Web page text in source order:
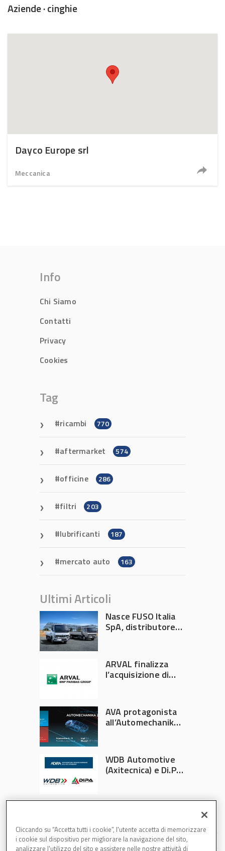
Aziende · cinghie
Dayco Europe srl
Meccanica
Info
Chi Siamo
Contatti
Privacy
Cookies
Tag
ricambi 770
aftermarket 574
officine 286
filtri 203
lubrificanti 187
mercato auto 163
Ultimi Articoli
Nasce FUSO Italia
SpA, distributore
ARVAL finalizza
l’acquisizione di
AVA protagonista
all’Automechanika
WDB Automotive
(Axitecnica) e Di.Pa.
Cliccando su “Accetta tutti i cookie”, l'utente accetta di memorizzare
i cookie sul dispositivo per migliorare la navigazione del sito,
analizzare l'utilizzo del sito e assistere nelle nostre attività di